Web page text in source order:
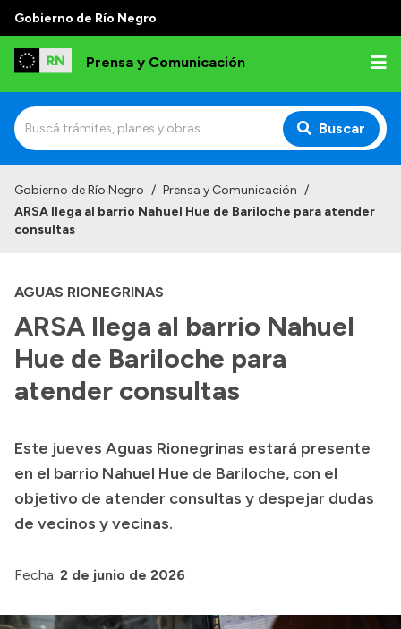
Gobierno de Río Negro
Prensa y Comunicación
Buscar
Institucional
Referentes de prensa
Archivo de noticias
Transparencia
Boletín Oficial
Compras y licitaciones
Consulta de expedientes
Convocatorias
Gobierno de Río Negro / Prensa y Comunicación /
ARSA llega al barrio Nahuel Hue de Bariloche para atender
consultas
AGUAS RIONEGRINAS
ARSA llega al barrio Nahuel
Hue de Bariloche para
atender consultas
Este jueves Aguas Rionegrinas estará presente
en el barrio Nahuel Hue de Bariloche, con el
objetivo de atender consultas y despejar dudas
de vecinos y vecinas.
Fecha: 2 de junio de 2026